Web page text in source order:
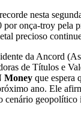
nesta
por onça-troy pela
precioso
da Ancord
de Títulos e
Money que espera
ano. Ele
cenário geopolítico